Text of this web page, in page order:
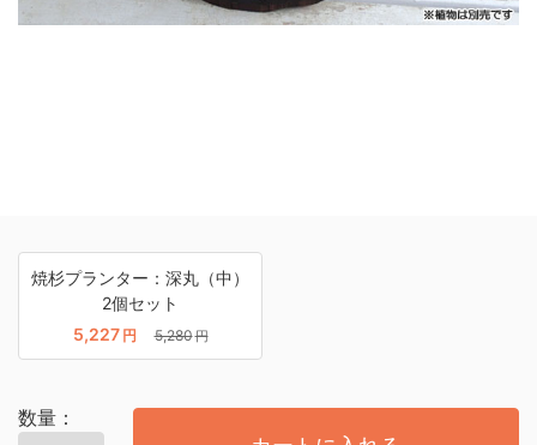
焼杉プランター：深丸（中）
2個セット
5,227 円 5,280円
数量：